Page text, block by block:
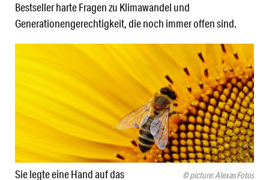
Sie legte eine Hand auf das
© picture: Alexas Fotos
Bestseller harte Fragen zu Klimawandel und
Generationengerechtigkeit, die noch immer offen sind.